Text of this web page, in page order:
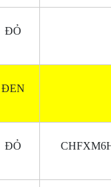
ĐỎ
ĐEN
ĐỎ